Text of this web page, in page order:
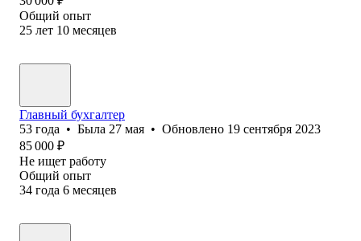
Общий опыт
25 лет 10 месяцев
Главный бухгалтер
53 года • Была 27 мая • Обновлено 19 сентября 2023
85 000 ₽
Не ищет работу
Общий опыт
34 года 6 месяцев